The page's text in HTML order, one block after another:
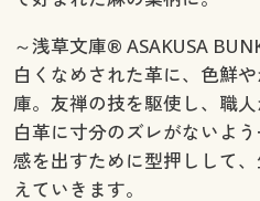
～浅草文庫® ASAKUSA
白くなめされた革に、色鮮
庫。友禅の技を駆使し、職人
白革に寸分のズレがないよ
感を出すために型押しして
えていきます。